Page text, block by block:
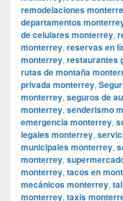
remodelaciones
departamentos
de celulares monterrey,
monterrey, reservas en
monterrey, restaurantes
rutas de montaña
privada monterrey,
monterrey, seguros de
monterrey, senderismo
emergencia monterrey,
legales monterrey,
municipales monterrey,
monterrey,
monterrey, tacos en
mecánicos monterrey,
monterrey, taxis